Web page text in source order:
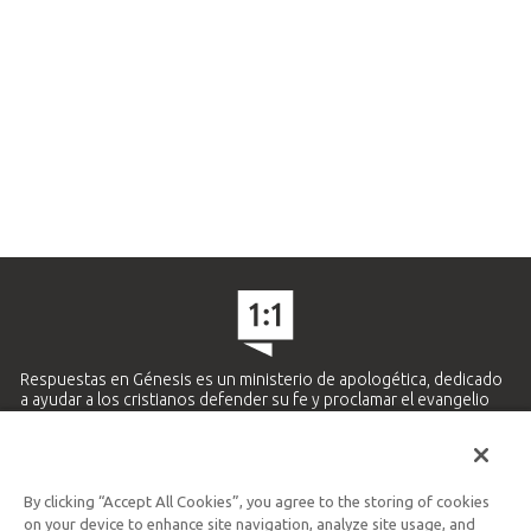
Respuestas en Génesis es un ministerio de apologética, dedicado
a ayudar a los cristianos defender su fe y proclamar el evangelio
Ministerio Hispano y Latinoamericano
By clicking “Accept All Cookies”, you agree to the storing of cookies
on your device to enhance site navigation, analyze site usage, and